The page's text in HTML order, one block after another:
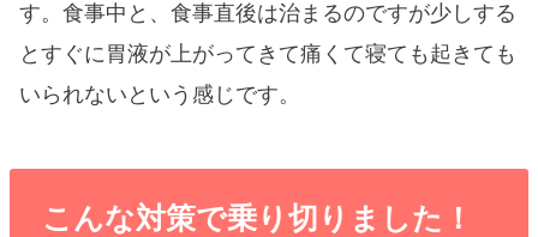
す。食事中と、食事直後は治まるのですが少しする
とすぐに胃液が上がってきて痛くて寝ても起きても
いられないという感じです。
こんな対策で乗り切りました！